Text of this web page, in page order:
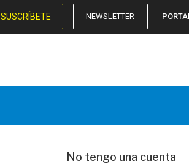
SUSCRÍBETE NEWSLETTER
No tengo una cuenta